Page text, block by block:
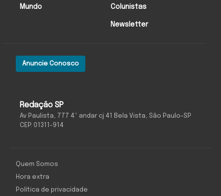
Redação SP
Av Paulista, 777 4º andar cj 41 Bela Vista, São Paulo-SP
CEP: 01311-914
Anuncie Conosco
Mundo Colunistas
Newsletter
Quem Somos
Hora extra
Política de privacidade